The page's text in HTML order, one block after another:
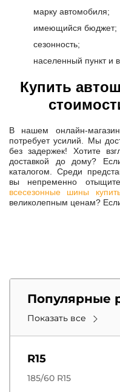
марку автомобиля;
имеющийся бюджет;
сезонность;
населенный пункт и
Купить
В нашем онлайн-
потребует усилий. Мы
без задержек! Хотите
доставкой до дому?
каталогом. Cреди
вы непременно
всесезонные шины
великолепным ценам?
Популярные
Показать все
R15
185/60 R15